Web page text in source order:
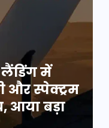
लैंडिंग में
और स्पेक्ट्रम
आया बड़ा